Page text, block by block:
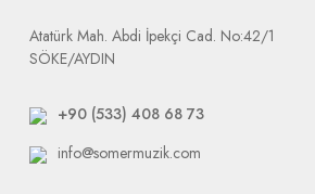
Atatürk Mah. Abdi İpekçi Cad. No:42/1
SÖKE/AYDIN
+90 (533) 408 68 73
info@somermuzik.com